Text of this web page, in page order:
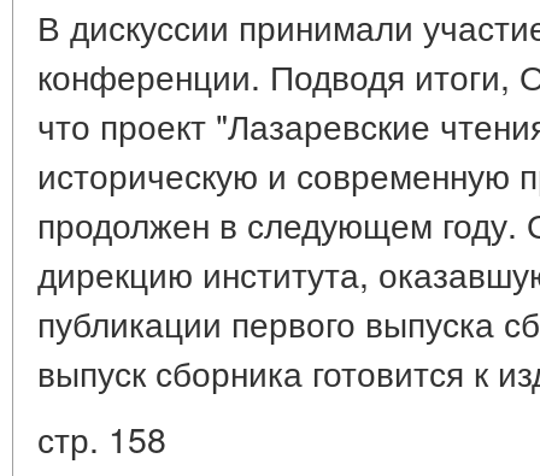
В дискуссии принимали
конференции. Подводя итоги,
что проект "Лазаревские
историческую и современную
продолжен в следующем году.
дирекцию института,
публикации первого выпуска
выпуск сборника готовится к
стр. 158